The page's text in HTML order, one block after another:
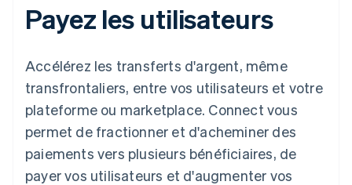
Payez les utilisateurs
Accélérez les transferts d'argent, même
transfrontaliers, entre vos utilisateurs et votre
plateforme ou marketplace. Connect vous
permet de fractionner et d'acheminer des
paiements vers plusieurs bénéficiaires, de
payer vos utilisateurs et d'augmenter vos